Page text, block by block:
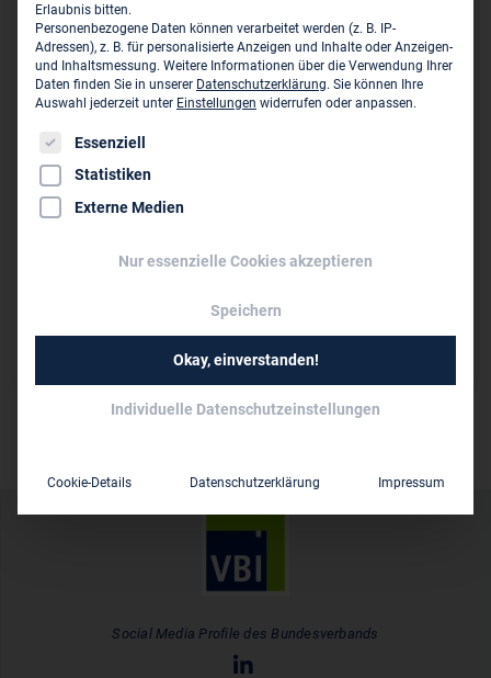
dc-ce RZ-Beratung GmbH & Co. KG
Berner Str. 38
D-60437 Frankfurt am Main
069 9509 472-10
frankfurt@dc-ce.de
www.dc-ce.de
Dipl.-Ing. (FH) Dipl.-Wirtsch.-Ing. (FH) Ulrich Terrahe
Social Media Profile des Bundesverbands
Erlaubnis bitten.
Personenbezogene Daten können verarbeitet werden (z. B. IP-
Adressen), z. B. für personalisierte Anzeigen und Inhalte oder Anzeigen-
und Inhaltsmessung. Weitere Informationen über die Verwendung Ihrer
Daten finden Sie in unserer Datenschutzerklärung. Sie können Ihre
Auswahl jederzeit unter Einstellungen widerrufen oder anpassen.
Es folgt eine Liste der Service-Gruppen, für die eine
Essenziell
Statistiken
Externe Medien
Nur essenzielle Cookies akzeptieren
Speichern
Okay, einverstanden!
Individuelle Datenschutzeinstellungen
Cookie-Details Datenschutzerklärung Impressum